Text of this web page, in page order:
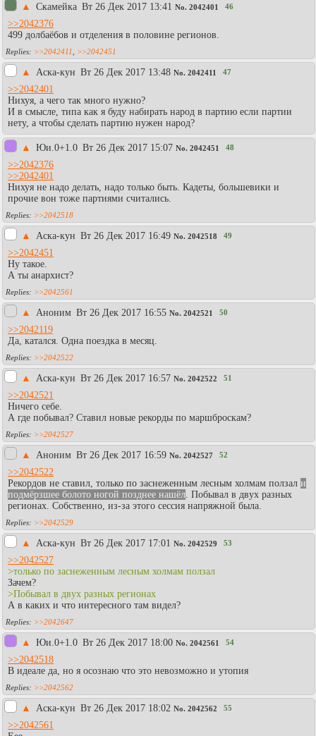
▲ Скамейка Вт 26 Дек 2017 13:41 No. 2042401 46
>>2042376
499 долбаёбов и отделения в половине регионов.
>>2042411 >>2042451
▲ Аска-кун Вт 26 Дек 2017 13:48 No. 2042411 47
>>2042401
Нихуя, а чего так много нужно?
И в смысле, типа как я буду набирать народ в партию если партии
нету, а чтобы сделать партию нужен народ?
▲ Юи.0+1.0 Вт 26 Дек 2017 15:07 No. 2042451 48
>>2042376
>>2042401
Нихуя не надо делать, надо только быть. Кадеты, большевики и
прочие вон тоже партиями считались.
>>2042518
▲ Аска-кун Вт 26 Дек 2017 16:49 No. 2042518 49
>>2042451
Ну такое.
А ты анархист?
>>2042561
▲ Аноним Вт 26 Дек 2017 16:55 No. 2042521 50
>>2042119
Да, катался. Одна поездка в месяц.
>>2042522
▲ Аска-кун Вт 26 Дек 2017 16:57 No. 2042522 51
>>2042521
Ничего себе.
А где побывал? Ставил новые рекорды по маршброскам?
>>2042527
▲ Аноним Вт 26 Дек 2017 16:59 No. 2042527 52
>>2042522
Рекордов не ставил, только по заснеженным лесным холмам ползал и
подмёрзшее болото ногой позднее нашёл . Побывал в двух разных
регионах. Собственно, из-за этого сессия напряжной была.
>>2042529
▲ Аска-кун Вт 26 Дек 2017 17:01 No. 2042529 53
>>2042527
>только по заснеженным лесным холмам ползал
Зачем?
>Побывал в двух разных регионах
А в каких и что интересного там видел?
>>2042647
▲ Юи.0+1.0 Вт 26 Дек 2017 18:00 No. 2042561 54
>>2042518
В идеале да, но я осознаю что это невозможно и утопия
>>2042562
▲ Аска-кун Вт 26 Дек 2017 18:02 No. 2042562 55
>>2042561